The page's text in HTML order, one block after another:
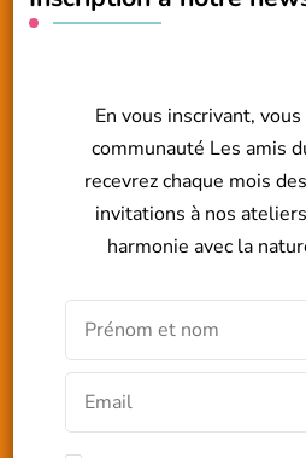
En vous inscrivant,
communauté Les amis
recevrez chaque mois
invitations à nos
harmonie avec la